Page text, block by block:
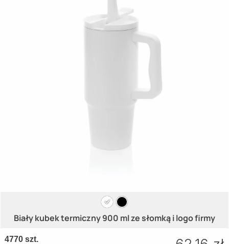
Biały kubek termiczny 900 ml ze słomką i logo firmy
4770 szt.